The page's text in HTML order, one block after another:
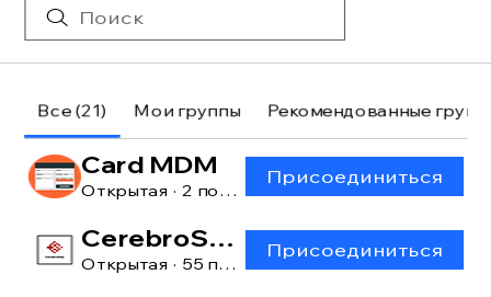
Все (21) Мои группы Рекомендованные
Card MDM
Открытая · 2 пользователя
Присоединиться
CerebroSQL
Открытая · 55 пользователей
Присоединиться